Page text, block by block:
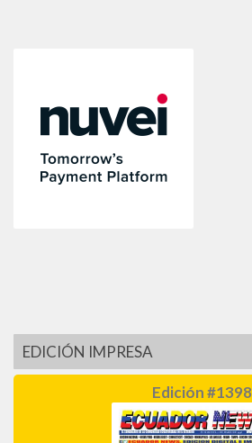
EDICIÓN IMPRESA
Edición #1398